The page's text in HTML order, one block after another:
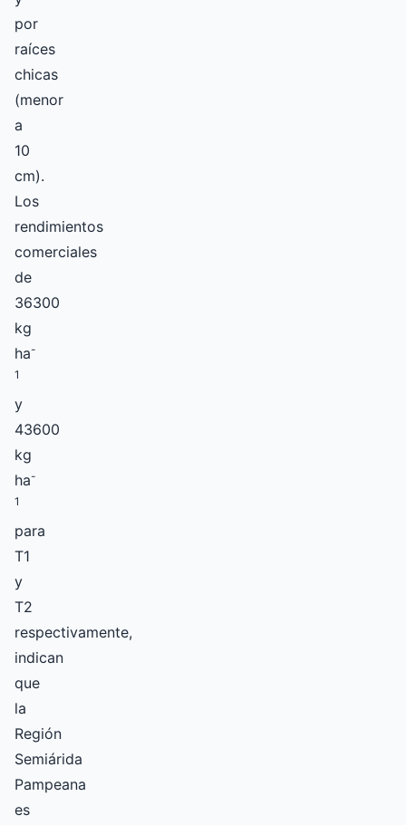
por
raíces
chicas
(menor
a
10
cm).
Los
rendimientos
comerciales
de
36300
kg
ha-
1
y
43600
kg
ha-
1
para
T1
y
T2
respectivamente,
indican
que
la
Región
Semiárida
Pampeana
es